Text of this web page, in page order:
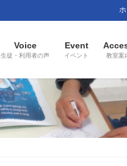
Voice
生徒・利用者の声
Event
イベント 教室案